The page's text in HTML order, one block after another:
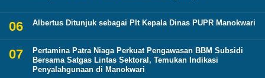
Albertus Ditunjuk sebagai Plt Kepala Dinas PUPR Manokwari
Pertamina Patra Niaga Perkuat Pengawasan BBM Subsidi
Bersama Satgas Lintas Sektoral, Temukan Indikasi
Penyalahgunaan di Manokwari